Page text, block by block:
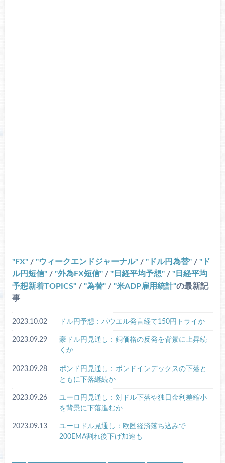
FX / ウィークエンドジャーナル / ドル円為替 /
ド
ル円短信
/ 外為FX短信 / 日経平均予想 /
日経平均
予想新着TOPICS
/ 為替 / 米ADP雇用統計 の最新記
事
2023.10.02 ドル円予想：パウエル発言経て150円トライか
2023.09.29
豪ドル円見通し：銅価格の反発を背景に上昇続
くか
2023.09.28
ポンド円見通し：ポンドインデックスの下落と
ともに下落継続か
2023.09.26
ユーロ円見通し：対ドル下落や独日金利差縮小
を背景に下落進むか
2023.09.13
ユーロドル見通し：欧圏経済落ち込みで
200EMA割れ後下げ加速も